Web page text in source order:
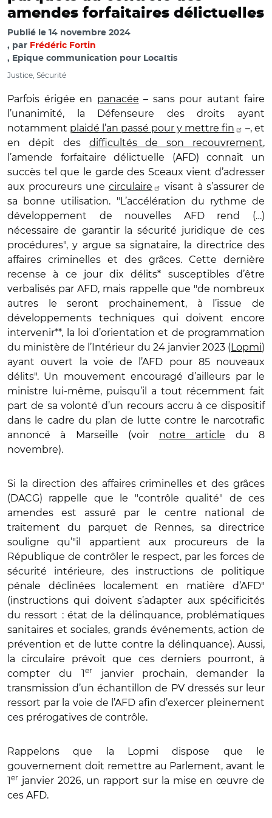
amendes forfaitaires délictuelles
Publié le 14 novembre 2024
par Frédéric Fortin
, Epique communication pour Localtis
Justice, Sécurité
Parfois érigée en panacée – sans pour autant faire
l’unanimité, la Défenseure des droits ayant
notamment plaidé l’an passé pour y mettre fin
–, et
en dépit des difficultés de son recouvrement,
l’amende forfaitaire délictuelle (AFD) connaît un
succès tel que le garde des Sceaux vient d’adresser
aux procureurs une circulaire
visant à s’assurer de
sa bonne utilisation. "L’accélération du rythme de
développement de nouvelles AFD rend (…)
nécessaire de garantir la sécurité juridique de ces
procédures", y argue sa signataire, la directrice des
affaires criminelles et des grâces. Cette dernière
recense à ce jour dix délits* susceptibles d’être
verbalisés par AFD, mais rappelle que "de nombreux
autres le seront prochainement, à l’issue de
développements techniques qui doivent encore
intervenir**, la loi d’orientation et de programmation
du ministère de l’Intérieur du 24 janvier 2023 (Lopmi)
ayant ouvert la voie de l’AFD pour 85 nouveaux
délits". Un mouvement encouragé d’ailleurs par le
ministre lui-même, puisqu’il a tout récemment fait
part de sa volonté d’un recours accru à ce dispositif
dans le cadre du plan de lutte contre le narcotrafic
annoncé à Marseille (voir notre article du 8
novembre).
Si la direction des affaires criminelles et des grâces
(DACG) rappelle que le "contrôle qualité" de ces
amendes est assuré par le centre national de
traitement du parquet de Rennes, sa directrice
souligne qu’"il appartient aux procureurs de la
République de contrôler le respect, par les forces de
sécurité intérieure, des instructions de politique
pénale déclinées localement en matière d’AFD"
(instructions qui doivent s’adapter aux spécificités
du ressort : état de la délinquance, problématiques
sanitaires et sociales, grands événements, action de
prévention et de lutte contre la délinquance). Aussi,
la circulaire prévoit que ces derniers pourront, à
compter du 1erjanvier prochain, demander la
transmission d’un échantillon de PV dressés sur leur
ressort par la voie de l’AFD afin d’exercer pleinement
ces prérogatives de contrôle.
Rappelons que la Lopmi dispose que le
gouvernement doit remettre au Parlement, avant le
1er janvier 2026, un rapport sur la mise en œuvre de
ces AFD.